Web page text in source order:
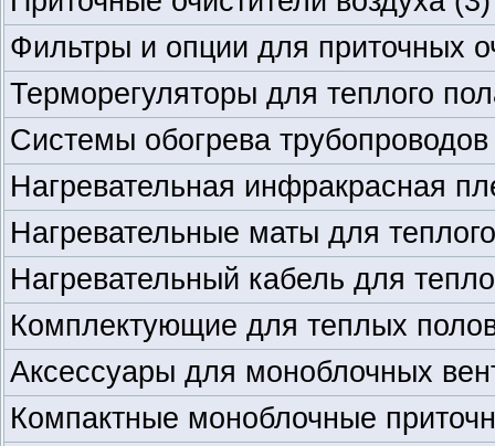
Фильтры и опции для приточных
Терморегуляторы для теплого
Системы обогрева
Нагревательная инфракрасная
Нагревательные маты для
Нагревательный кабель для
Комплектующие для теплых
Аксессуары для моноблочных
Компактные моноблочные